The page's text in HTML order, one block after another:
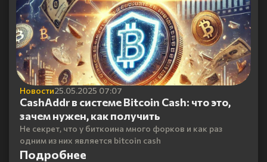
Новости25.05.2025 07:07
CashAddr в системе Bitcoin Cash: что это,
зачем нужен, как получить
Не секрет, что у биткоина много форков и как раз
одним из них является bitcoin cash
Подробнее